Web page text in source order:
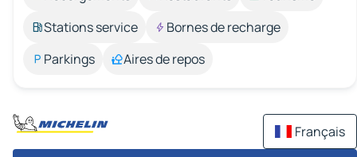
Stations service
Bornes de recharge
Parkings
Aires de repos
Français